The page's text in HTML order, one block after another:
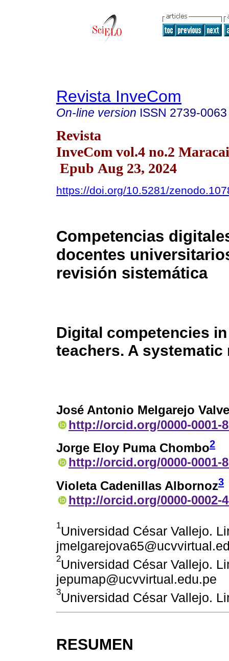
Revista InveCom
On-line version ISSN 2739-0063
Revista
InveCom vol.4 no.2
Epub Aug 23, 2024
https://doi.org/10.5281/
Competencias
docentes
revisión sistemática
Digital competencies
teachers. A systematic
José Antonio Melgarejo
http://orcid.org/0000-0001-
Jorge Eloy Puma Chombo2
http://orcid.org/0000-0001-
Violeta Cadenillas Albornoz3
http://orcid.org/0000-0002-
1Universidad César Vallejo.
2Universidad César Vallejo.
jepumap@ucvvirtual.edu.pe
3Universidad César Vallejo.
RESUMEN